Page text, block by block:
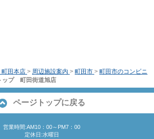
田本店 > 周辺施設案内 > 町田市 > 町田市のコンビニ
ップ 町田街道旭店
ページトップに戻る
営業時間:AM10：00～PM7：00
定休日:水曜日